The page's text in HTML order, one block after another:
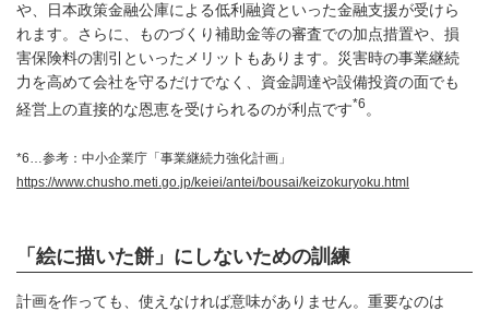
や、日本政策金融公庫による低利融資といった金融支援が受けら
れます。さらに、ものづくり補助金等の審査での加点措置や、損
害保険料の割引といったメリットもあります。災害時の事業継続
力を高めて会社を守るだけでなく、資金調達や設備投資の面でも
経営上の直接的な恩恵を受けられるのが利点です*6 。
*6…参考：中小企業庁「事業継続力強化計画」
https://www.chusho.meti.go.jp/keiei/antei/bousai/keizokuryoku.html
「絵に描いた餅」にしないための訓練
計画を作っても、使えなければ意味がありません。重要なのは